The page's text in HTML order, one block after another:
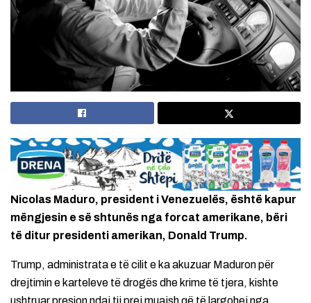
Nicolas Maduro, president i Venezuelës, është kapur
mëngjesin e së shtunës nga forcat amerikane, bëri
të ditur presidenti amerikan, Donald Trump.
Trump, administrata e të cilit e ka akuzuar Maduron për
drejtimin e karteleve të drogës dhe krime të tjera, kishte
ushtruar presion ndaj tij prej muajsh që të largohej nga